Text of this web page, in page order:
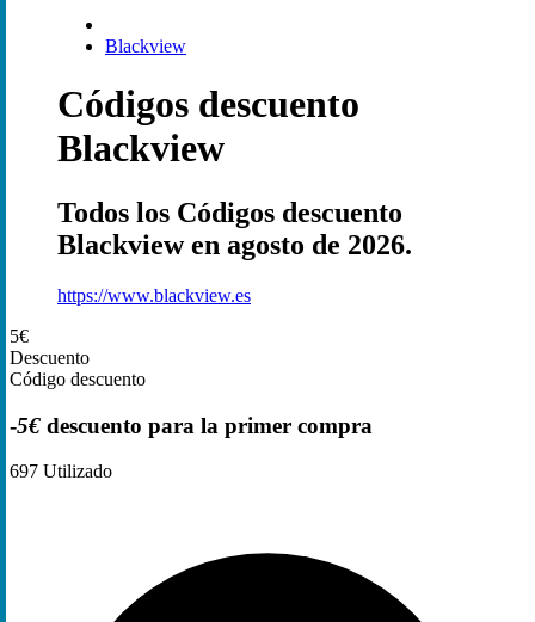
Blackview
Códigos descuento
Blackview
Todos los Códigos descuento
Blackview en agosto de 2026.
https://www.blackview.es
5€
Descuento
Código descuento
-5€ descuento para la primer compra
697 Utilizado